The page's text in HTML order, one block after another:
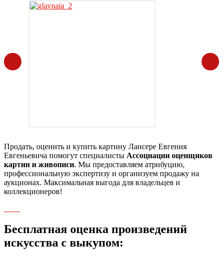
Продать, оценить и купить картину Лансере Евгения
Евгеньевича помогут специалисты Ассоциации оценщиков
картин и живописи. Мы предоставляем атрибуцию,
профессиональную экспертизу и организуем продажу на
аукционах. Максимальная выгода для владельцев и
коллекционеров!
Бесплатная оценка произведений
искусства с выкупом: